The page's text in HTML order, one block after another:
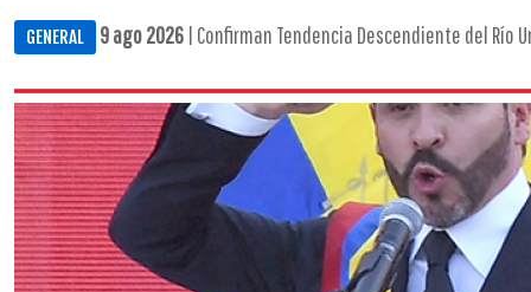
GENERAL 9 ago 2026 | Confirman Tendencia Descendiente del Río